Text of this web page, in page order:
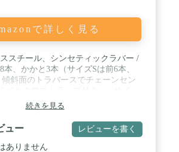
で詳しく見る
スチール、シンセティックラバー /
本、かかと3本（サイズSは前6本、
斜面のトラバースでチェーンセン
色、オレンジ（シューズ20.5～23.0
ット色、レッド（シューズ22.5～
イレット色、ブルー（シューズ25.0
アイレット色、グレー（シューズ
/ 重量:S（280g）、M（330g）、
続きを見る
ュー レビューを書く
ありません